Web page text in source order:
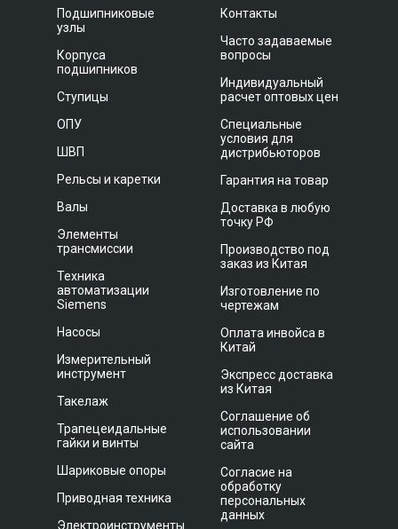
Подшипниковые
узлы
Корпуса
подшипников
Ступицы
ОПУ
ШВП
Рельсы и каретки
Валы
Элементы
трансмиссии
Техника
автоматизации
Siemens
Насосы
Измерительный
инструмент
Такелаж
Трапецеидальные
гайки и винты
Шариковые опоры
Приводная техника
Электроинструменты
Контакты
Часто задаваемые
вопросы
Индивидуальный
расчет оптовых цен
Специальные
условия для
дистрибьюторов
Гарантия на товар
Доставка в любую
точку РФ
Производство под
заказ из Китая
Изготовление по
чертежам
Оплата инвойса в
Китай
Экспресс доставка
из Китая
Соглашение об
использовании
сайта
Согласие на
обработку
персональных
данных